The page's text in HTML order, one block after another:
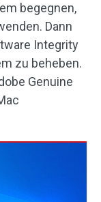
begegnen,
Dann
Integrity
zu beheben.
Genuine